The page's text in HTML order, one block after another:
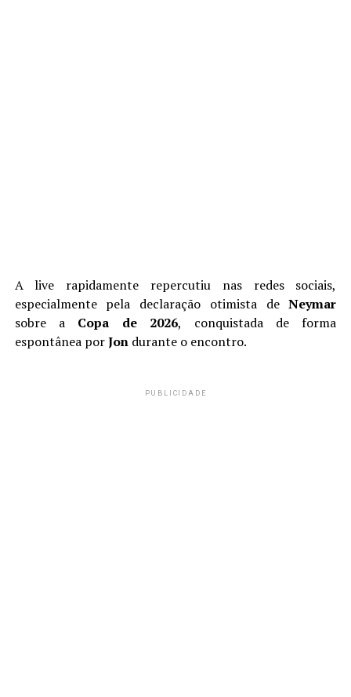
A live rapidamente repercutiu nas redes sociais,
especialmente pela declaração otimista deNeymar
sobre a Copa de 2026, conquistada de forma
espontânea porJondurante o encontro.
PUBLICIDADE